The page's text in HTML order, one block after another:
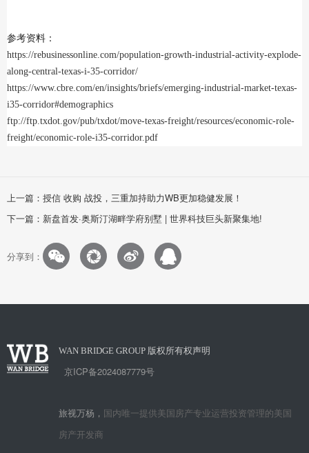
参考资料：
https://rebusinessonline.com/population-growth-industrial-activity-explode-
along-central-texas-i-35-corridor/
https://www.cbre.com/en/insights/briefs/emerging-industrial-market-texas-
i35-corridor#demographics
ftp://ftp.txdot.gov/pub/txdot/move-texas-freight/resources/economic-role-
freight/economic-role-i35-corridor.pdf
上一篇：授信 收购 战投，三重加持助力WB更加稳健发展！
下一篇：新盘首发·奥斯汀湖畔学府别墅 | 世界科技巨头新聚集地!
分享到：
WAN BRIDGE GROUP 版权所有权声明
京ICP备2024087779号
旅视万杨， 国内唯一提供美国房产专业运营投资管理的美国
房产开发商